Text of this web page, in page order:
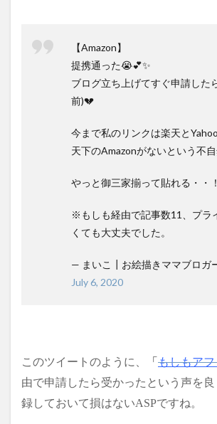
【Amazon】
提携通った😭💕✨
ブログ立ち上げてすぐ申請した
前)💔
今まで私のリンクは楽天と
天下のAmazonがないという不
やっと御三家揃って貼れる・・！
※もしも経由で記事数11、プラ
くても大丈夫でした。
— まいこ┃お絵描きママブロガ
July 6, 2020
このツイートのように、 「 もしもア
由で申請したら受かったという声を
録しておいて損はないASPですね。